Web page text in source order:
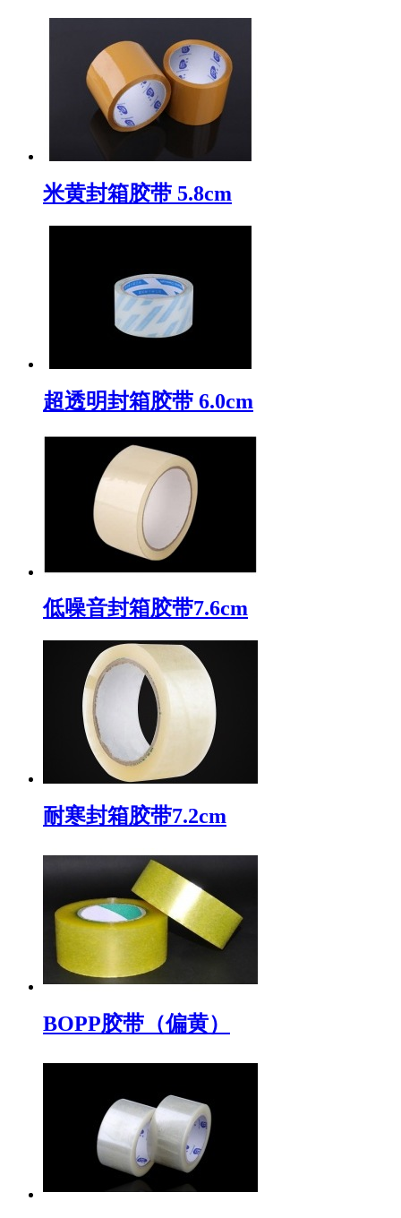
米黄封箱胶带 5.8cm
超透明封箱胶带 6.0cm
低噪音封箱胶带7.6cm
耐寒封箱胶带7.2cm
BOPP胶带（偏黄）